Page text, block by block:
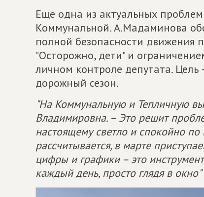
Еще одна из актуальных
Коммунальной. А.Мадаминова
полной безопасности движения
"Осторожно, дети" и
личном контроле депутата.
дорожный сезон.
"На Коммунальную и Тепличную
Владимировна. – Это решит
настоящему светло и спокойно
рассчитывается, в марте
цифры и графики – это
каждый день, просто глядя в окно"